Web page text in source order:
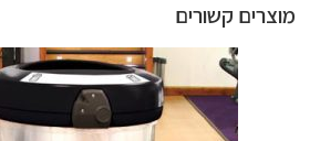
מוצרים קשורים